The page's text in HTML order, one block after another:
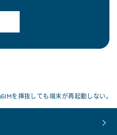
SIMを挿抜しても端末が再起動しない。